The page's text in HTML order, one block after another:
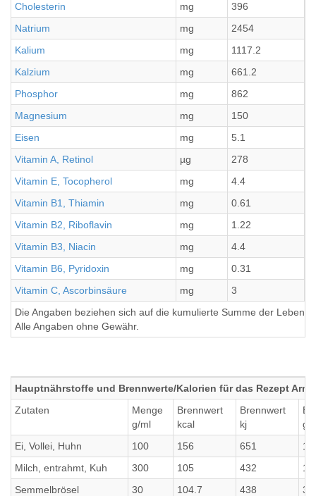
Cholesterin
mg 396
Natrium
mg 2454
Kalium
mg 1117.2
Kalzium
mg 661.2
Phosphor
mg 862
Magnesium
mg 150
Eisen
mg 5.1
Vitamin A, Retinol
µg 278
Vitamin E, Tocopherol
mg 4.4
Vitamin B1, Thiamin
mg 0.61
Vitamin B2, Riboflavin
mg 1.22
Vitamin B3, Niacin
mg 4.4
Vitamin B6, Pyridoxin
mg 0.31
Vitamin C, Ascorbinsäure
mg 3
Die Angaben beziehen sich auf die kumulierte Summe der
Alle Angaben ohne Gewähr.
Hauptnährstoffe und Brennwerte/Kalorien für das Rezept
Zutaten
Menge
g/ml
Brennwert
kcal
Brennwert
kj
g
Ei, Vollei, Huhn
100 156 651
Milch, entrahmt, Kuh
300 105 432
Semmelbrösel
30 104.7 438
3.9